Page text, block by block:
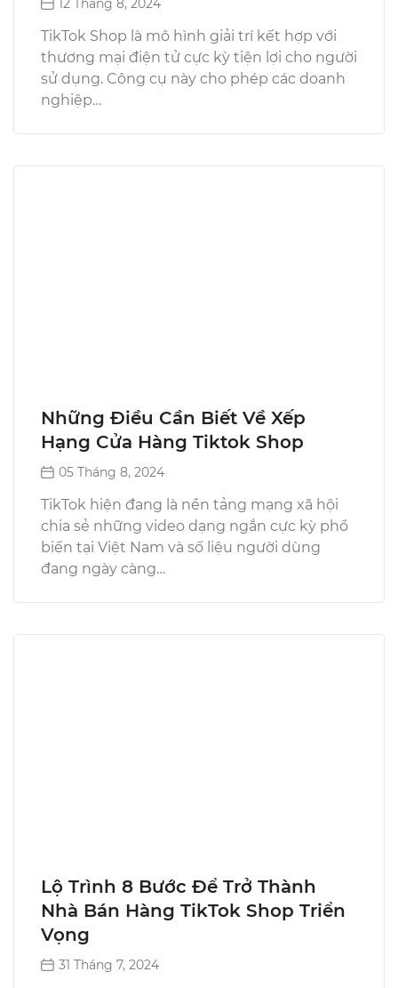
12 Tháng 8, 2024
TikTok Shop là mô hình giải trí kết hợp với
thương mại điện tử cực kỳ tiện lợi cho người
sử dụng. Công cụ này cho phép các doanh
nghiệp…
Những Điều Cần Biết Về Xếp
Hạng Cửa Hàng Tiktok Shop
05 Tháng 8, 2024
TikTok hiện đang là nền tảng mạng xã hội
chia sẻ những video dạng ngắn cực kỳ phổ
biến tại Việt Nam và số liệu người dùng
đang ngày càng…
Lộ Trình 8 Bước Để Trở Thành
Nhà Bán Hàng TikTok Shop Triển
Vọng
31 Tháng 7, 2024